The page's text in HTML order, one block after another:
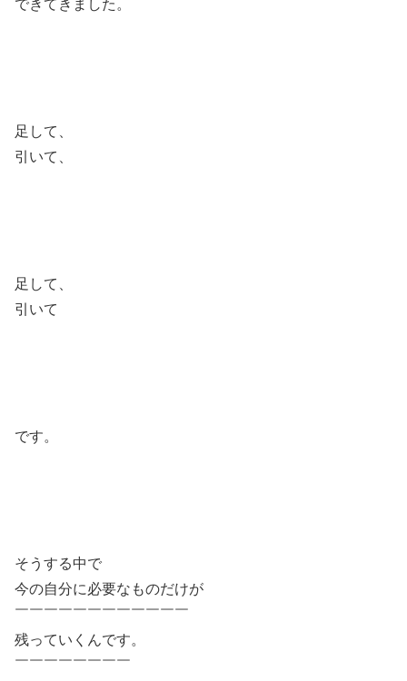
できてきました。
足して、
引いて、
足して、
引いて
です。
そうする中で
今の自分に必要なものだけが
￣￣￣￣￣￣￣￣￣￣￣￣
残っていくんです。
￣￣￣￣￣￣￣￣